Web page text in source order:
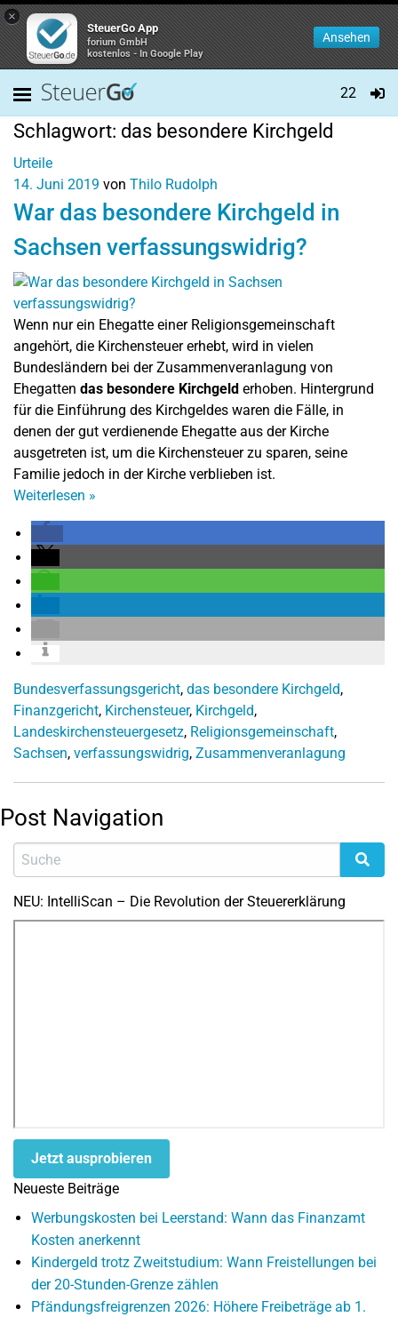
×
SteuerGo App
forium GmbH
kostenlos - In Google Play
Ansehen
22
Schlagwort: das besondere Kirchgeld
Urteile
14. Juni 2019 von Thilo Rudolph
War das besondere Kirchgeld in
Sachsen verfassungswidrig?
Wenn nur ein Ehegatte einer Religionsgemeinschaft
angehört, die Kirchensteuer erhebt, wird in vielen
Bundesländern bei der Zusammenveranlagung von
Ehegatten das besondere Kirchgeld erhoben. Hintergrund
für die Einführung des Kirchgeldes waren die Fälle, in
denen der gut verdienende Ehegatte aus der Kirche
ausgetreten ist, um die Kirchensteuer zu sparen, seine
Familie jedoch in der Kirche verblieben ist.
Weiterlesen »
Bundesverfassungsgericht, das besondere Kirchgeld,
Finanzgericht, Kirchensteuer, Kirchgeld,
Landeskirchensteuergesetz, Religionsgemeinschaft,
Sachsen, verfassungswidrig, Zusammenveranlagung
Post Navigation
NEU: IntelliScan – Die Revolution der Steuererklärung
Jetzt ausprobieren
Neueste Beiträge
Werbungskosten bei Leerstand: Wann das Finanzamt
Kosten anerkennt
Kindergeld trotz Zweitstudium: Wann Freistellungen bei
der 20-Stunden-Grenze zählen
Pfändungsfreigrenzen 2026: Höhere Freibeträge ab 1.